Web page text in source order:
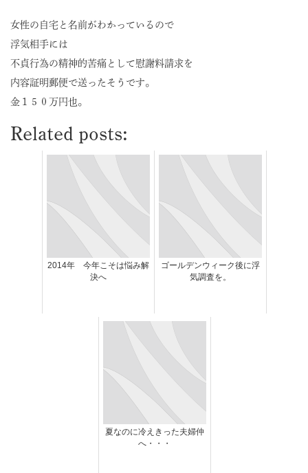
女性の自宅と名前がわかっているので
浮気相手には
不貞行為の精神的苦痛として慰謝料請求を
内容証明郵便で送ったそうです。
金１５０万円也。
Related posts:
2014年 今年こそは悩み解
決へ
ゴールデンウィーク後に浮
気調査を。
夏なのに冷えきった夫婦仲
へ・・・